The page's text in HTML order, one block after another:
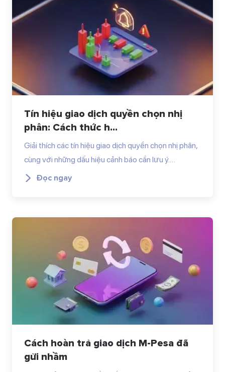
Tín hiệu giao dịch quyền chọn nhị
phân: Cách thức h...
Giải thích các tín hiệu giao dịch quyền chọn nhị phân,
cùng với những dấu hiệu cảnh báo cần lưu ý.…
Đọc ngay
Cách hoàn trả giao dịch M-Pesa đã
gửi nhầm